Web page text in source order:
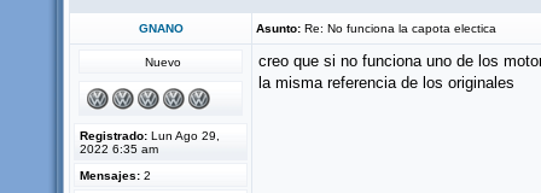
GNANO Asunto: Re: No funciona la capota electica
Nuevo
Registrado: Lun Ago 29,
2022 6:35 am
Mensajes: 2
creo que si no funciona uno de los
la misma referencia de los originales